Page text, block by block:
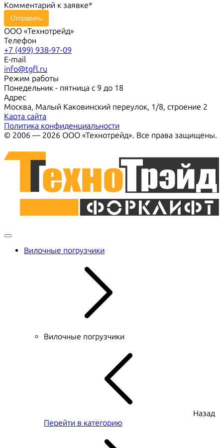
Комментарий к заявке
Отправить
ООО «Технотрейд»
Телефон
+7 (499) 938-97-09
E-mail
info@tgfl.ru
Режим работы
Понедельник - пятница с 9 до 18
Адрес
Москва, Малый Каковинский переулок, 1/8, строение 2
Карта сайта
Политика конфиденциальности
© 2006 — 2026 ООО «Технотрейд». Все права защищены.
Вилочные погрузчики
Вилочные погрузчики
Назад
Перейти в категорию